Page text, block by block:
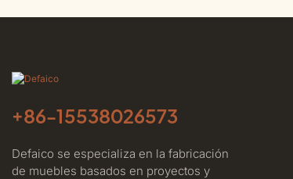
+86-15538026573
Defaico se especializa en la fabricación
de muebles basados ​​en proyectos y